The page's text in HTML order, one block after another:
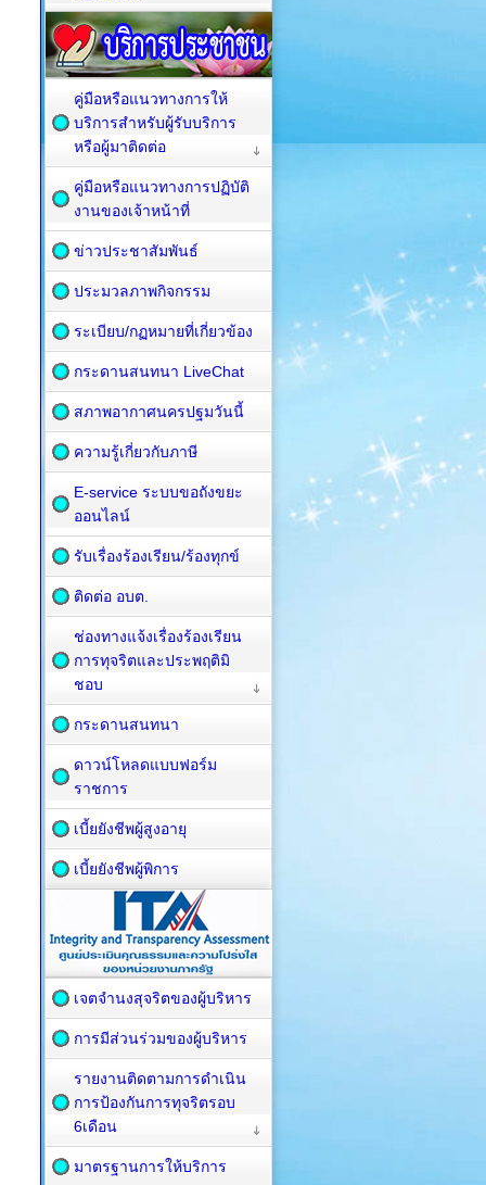
คู่มือหรือแนวทางการให้
บริการสำหรับผู้รับบริการ
หรือผู้มาติดต่อ
คู่มือหรือแนวทางการปฏิบัติ
งานของเจ้าหน้าที่
ข่าวประชาสัมพันธ์
ประมวลภาพกิจกรรม
ระเบียบ/กฏหมายที่เกี่ยวข้อง
กระดานสนทนา LiveChat
สภาพอากาศนครปฐมวันนี้
ความรู้เกี่ยวกับภาษี
E-service ระบบขอถังขยะ
ออนไลน์
รับเรื่องร้องเรียน/ร้องทุกข์
ติดต่อ อบต.
ช่องทางแจ้งเรื่องร้องเรียน
การทุจริตและประพฤติมิ
ชอบ
กระดานสนทนา
ดาวน์โหลดแบบฟอร์ม
ราชการ
เบี้ยยังชีพผู้สูงอายุ
เบี้ยยังชีพผู้พิการ
เจตจำนงสุจริตของผู้บริหาร
การมีส่วนร่วมของผู้บริหาร
รายงานติดตามการดำเนิน
การป้องกันการทุจริตรอบ
6เดือน
มาตรฐานการให้บริการ